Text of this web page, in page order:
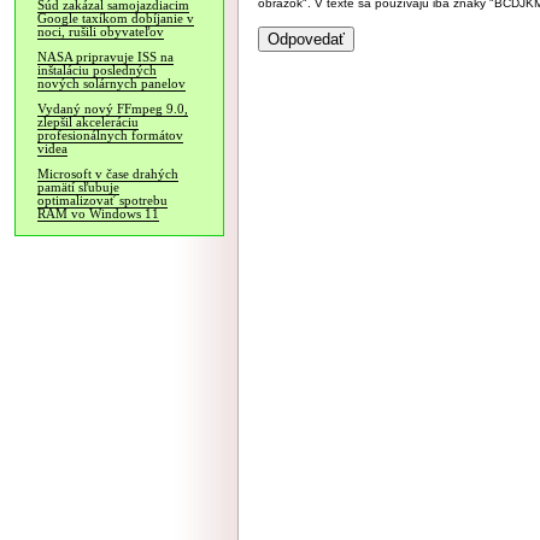
Súd zakázal samojazdiacim
Google taxíkom dobíjanie v
noci, rušili obyvateľov
NASA pripravuje ISS na
inštaláciu posledných
nových solárnych panelov
Vydaný nový FFmpeg 9.0,
zlepšil akceleráciu
profesionálnych formátov
videa
Microsoft v čase drahých
pamätí sľubuje
optimalizovať spotrebu
RAM vo Windows 11
obrázok". V texte sa používajú iba znaky